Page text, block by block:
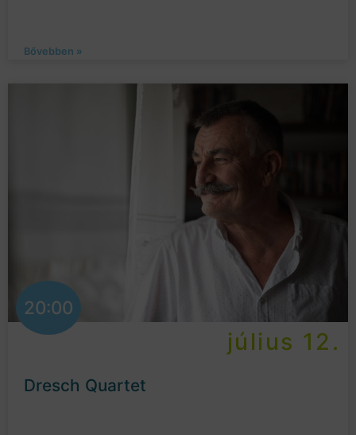
Bővebben »
20:00
július 12.
Dresch Quartet